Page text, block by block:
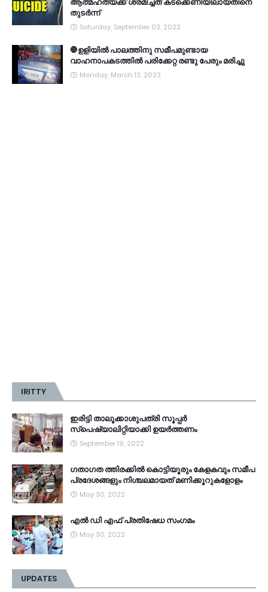
തുടർന്ന്
Saturday, September 03, 2022
🛑ഉളിയിൽ പാലത്തിനു സമീപമുണ്ടായ
വാഹനാപകടത്തിൽ പരിക്കേറ്റ രണ്ടു പേരും മരിച്ചു
Monday, March 13, 2023
IRITTY
ഇരിട്ടി താലൂക്കാശുപത്രി സൂപ്പർ
സ്‌പെഷ്യാലിറ്റിയാക്കി ഉയർത്തണം
September 19, 2022
ഗതാഗത ത്തിരക്കിൽ കൊട്ടിയൂരും കേളകവും സമീപ
പ്രദേശങ്ങളും നിശ്ചലമായത് മണിക്കൂറുകളോളം
May 30, 2022
എൽ ഡി എഫ് പ്രതിഷേധ സംഗമം
May 30, 2022
UPDATES